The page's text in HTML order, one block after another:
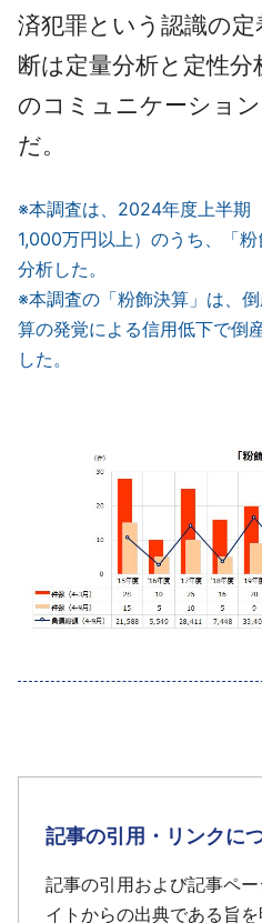
済犯罪という認識の
断は定量分析と定性
のコミュニケーショ
だ。
※本調査は、2024年度上半期
1,000万円以上）のうち、「
分析した。
※本調査の「粉飾決算」は、
算の発覚による信用低下で倒
した。
記事の引用・リンクに
記事の引用および記事ペ
イトからの出典である旨